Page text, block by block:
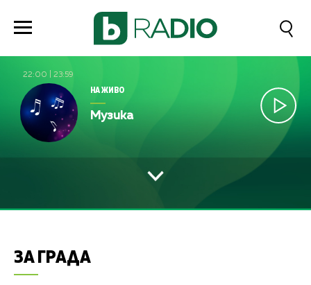
22:00 23:59
НА ЖИВО
Музика
ЗА ГРАДА